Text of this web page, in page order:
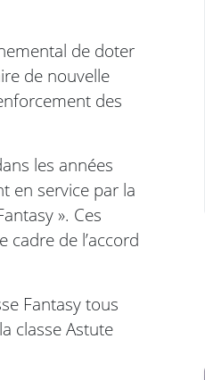
de doter
de nouvelle
des
les années
en service par la
». Ces
de l’accord
Fantasy tous
classe Astute